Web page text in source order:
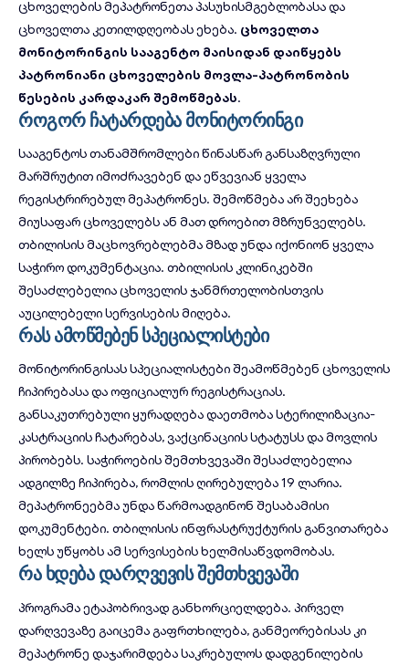
ცხოველების მეპატრონეთა პასუხისმგებლობასა და
ცხოველთა კეთილდღეობას ეხება. ცხოველთა
მონიტორინგის სააგენტო მაისიდან დაიწყებს
პატრონიანი ცხოველების მოვლა-პატრონობის
წესების კარდაკარ შემოწმებას.
როგორ ჩატარდება მონიტორინგი
სააგენტოს თანამშრომლები წინასწარ განსაზღვრული
მარშრუტით იმოძრავებენ და ეწვევიან ყველა
რეგისტრირებულ მეპატრონეს. შემოწმება არ შეეხება
მიუსაფარ ცხოველებს ან მათ დროებით მზრუნველებს.
თბილისის მაცხოვრებლებმა მზად უნდა იქონიონ ყველა
საჭირო დოკუმენტაცია. თბილისის კლინიკებში
შესაძლებელია ცხოველის ჯანმრთელობისთვის
აუცილებელი სერვისების მიღება.
რას ამოწმებენ სპეციალისტები
მონიტორინგისას სპეციალისტები შეამოწმებენ ცხოველის
ჩიპირებასა და ოფიციალურ რეგისტრაციას.
განსაკუთრებული ყურადღება დაეთმობა სტერილიზაცია-
კასტრაციის ჩატარებას, ვაქცინაციის სტატუსს და მოვლის
პირობებს. საჭიროების შემთხვევაში შესაძლებელია
ადგილზე ჩიპირება, რომლის ღირებულება 19 ლარია.
მეპატრონეებმა უნდა წარმოადგინონ შესაბამისი
დოკუმენტები. თბილისის ინფრასტრუქტურის განვითარება
ხელს უწყობს ამ სერვისების ხელმისაწვდომობას.
რა ხდება დარღვევის შემთხვევაში
პროგრამა ეტაპობრივად განხორციელდება. პირველ
დარღვევაზე გაიცემა გაფრთხილება, განმეორებისას კი
მეპატრონე დაჯარიმდება საკრებულოს დადგენილების